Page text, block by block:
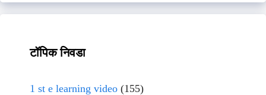
टॉपिक निवडा
1 st e learning video (155)